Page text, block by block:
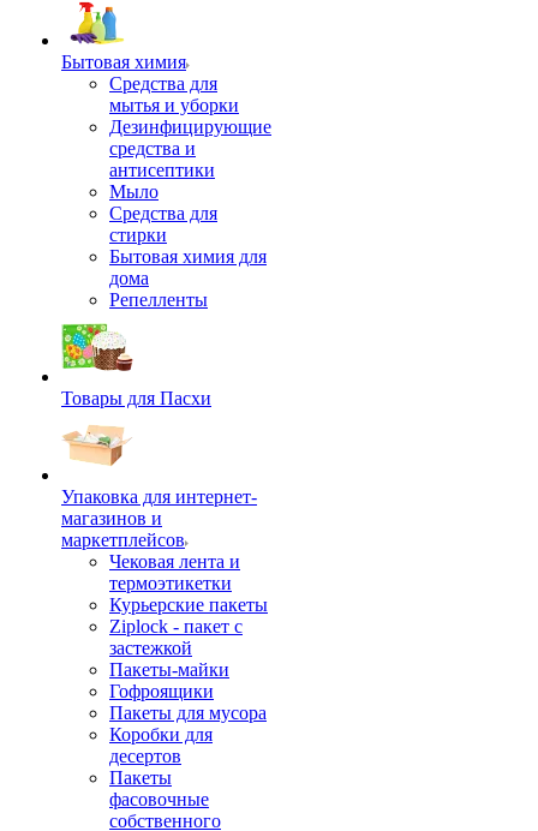
Бытовая химия
Средства для
мытья и уборки
Дезинфицирующие
средства и
антисептики
Мыло
Средства для
стирки
Бытовая химия для
дома
Репелленты
Товары для Пасхи
Упаковка для интернет-
магазинов и
маркетплейсов
Чековая лента и
термоэтикетки
Курьерские пакеты
Ziplock - пакет с
застежкой
Пакеты-майки
Гофроящики
Пакеты для мусора
Коробки для
десертов
Пакеты
фасовочные
собственного